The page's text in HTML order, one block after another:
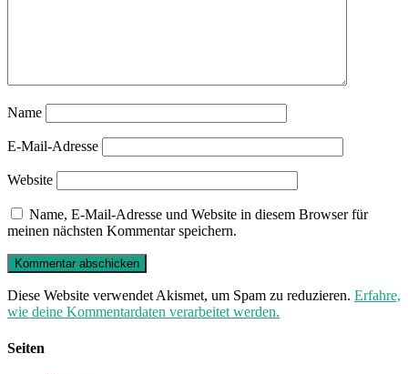
Name
E-Mail-Adresse
Website
Name, E-Mail-Adresse und Website in diesem Browser für
meinen nächsten Kommentar speichern.
Diese Website verwendet Akismet, um Spam zu reduzieren. Erfahre,
wie deine Kommentardaten verarbeitet werden.
Seiten